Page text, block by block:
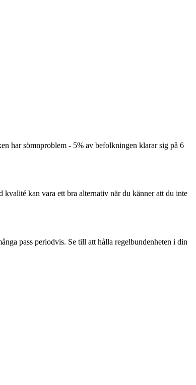
har sömnproblem - 5% av befolkningen klarar sig på 6
kan vara ett bra alternativ när du känner att du inte
pass periodvis. Se till att hålla regelbundenheten i din